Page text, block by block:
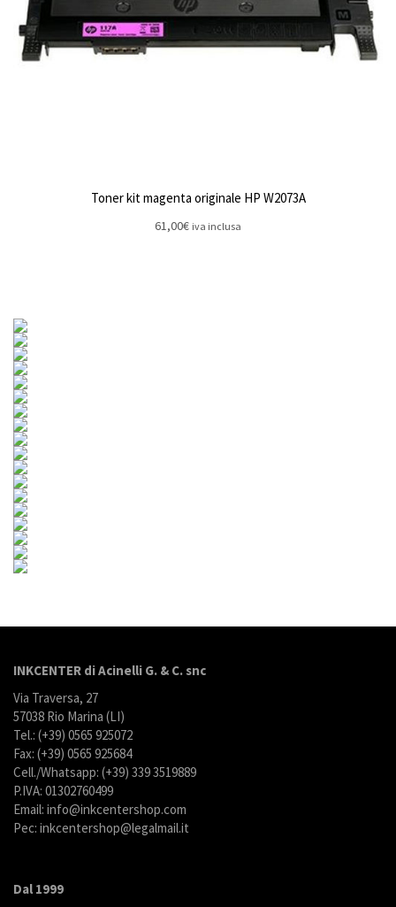
Toner kit magenta originale HP W2073A
61,00€ iva inclusa
INKCENTER di Acinelli G. & C. snc
Via Traversa, 27
57038 Rio Marina (LI)
Tel.: (+39) 0565 925072
Fax: (+39) 0565 925684
Cell./Whatsapp: (+39) 339 3519889
P.IVA: 01302760499
Email: info@inkcentershop.com
Pec: inkcentershop@legalmail.it
Dal 1999